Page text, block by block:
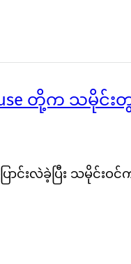
တို့က သမိုင်
ြောင်းလဲခဲ့ပြီး သမိုင်း